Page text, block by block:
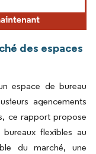
des espaces
espace de bureau
agencements
ce rapport propose
flexibles au
du marché, une